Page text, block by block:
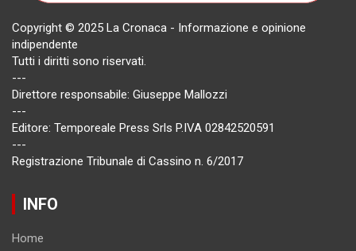
Copyright © 2025 La Cronaca - Informazione e opinione
indipendente
Tutti i diritti sono riservati.
---
Direttore responsabile: Giuseppe Mallozzi
---
Editore: Temporeale Press Srls P.IVA 02842520591
---
Registrazione Tribunale di Cassino n. 6/2017
INFO
Home